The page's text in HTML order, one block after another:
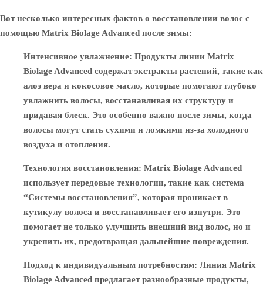
Вот несколько интересных фактов о восстановлении волос с
помощью Matrix Biolage Advanced после зимы:
Интенсивное увлажнение: Продукты линии Matrix
Biolage Advanced содержат экстракты растений, такие как
алоэ вера и кокосовое масло, которые помогают глубоко
увлажнить волосы, восстанавливая их структуру и
придавая блеск. Это особенно важно после зимы, когда
волосы могут стать сухими и ломкими из-за холодного
воздуха и отопления.
Технология восстановления: Matrix Biolage Advanced
использует передовые технологии, такие как система
“Системы восстановления”, которая проникает в
кутикулу волоса и восстанавливает его изнутри. Это
помогает не только улучшить внешний вид волос, но и
укрепить их, предотвращая дальнейшие повреждения.
Подход к индивидуальным потребностям: Линия Matrix
Biolage Advanced предлагает разнообразные продукты,